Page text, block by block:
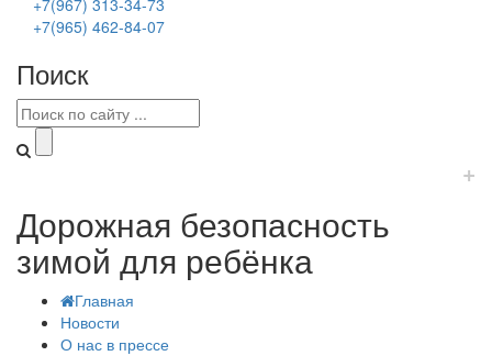
+7(967) 313-34-73
+7(965) 462-84-07
Поиск
+
Дорожная безопасность
зимой для ребёнка
Главная
Новости
О нас в прессе